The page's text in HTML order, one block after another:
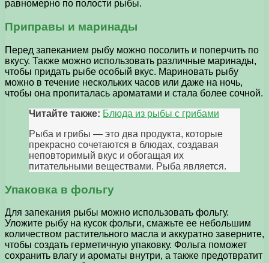
равномерно по полости рыбы.
Приправы и маринады
Перед запеканием рыбу можно посолить и поперчить по
вкусу. Также можно использовать различные маринады,
чтобы придать рыбе особый вкус. Мариновать рыбу
можно в течение нескольких часов или даже на ночь,
чтобы она пропиталась ароматами и стала более сочной.
Читайте также: Блюда из рыбы с грибами
Рыба и грибы — это два продукта, которые
прекрасно сочетаются в блюдах, создавая
неповторимый вкус и обогащая их
питательными веществами. Рыба является.
Упаковка в фольгу
Для запекания рыбы можно использовать фольгу.
Уложите рыбу на кусок фольги, смажьте ее небольшим
количеством растительного масла и аккуратно заверните,
чтобы создать герметичную упаковку. Фольга поможет
сохранить влагу и ароматы внутри, а также предотвратит